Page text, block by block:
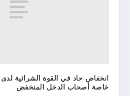
انخفاض حاد في القوة الشرائية لدى
خاصة أصحاب الدخل المنخفض